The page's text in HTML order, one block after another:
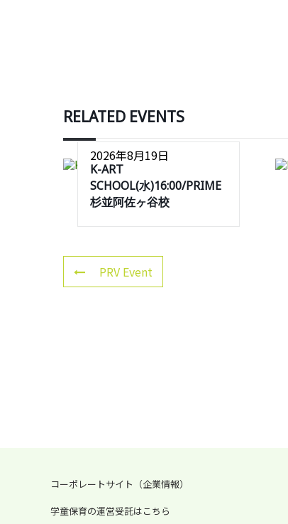
RELATED EVENTS
2026年8月19日
K-ART
SCHOOL(水)16:00/PRIME
杉並阿佐ヶ谷校
PRV Event
コーポレートサイト（企業情報）
学童保育の運営受託はこちら